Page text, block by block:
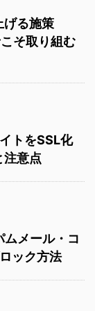
げる施策
そ取り組む
トをSSL化
注意点
メール・コ
ック方法